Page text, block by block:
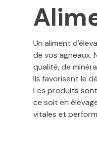
Un aliment
de vos agneaux.
qualité, de
Ils favorisent le
Les produits
ce soit en
vitales et